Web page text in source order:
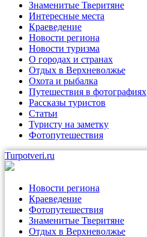
Знаменитые Тверитяне
Интересные места
Краеведение
Новости региона
Новости туризма
О городах и странах
Отдых в Верхневолжье
Охота и рыбалка
Путешествия в фотографиях
Рассказы туристов
Статьи
Туристу на заметку
Фотопутешествия
Turpotveri.ru
Новости региона
Краеведение
Фотопутешествия
Знаменитые Тверитяне
Отдых в Верхневолжье